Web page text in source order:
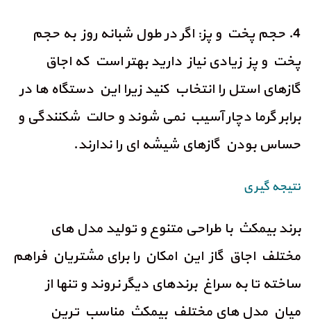
4. حجم پخت و پز: اگر در طول شبانه روز به حجم
پخت و پز زیادی نیاز دارید بهتر است که اجاق
گازهای استل را انتخاب کنید زیرا این دستگاه ها در
برابر گرما دچار آسیب نمی شوند و حالت شکنندگی و
حساس بودن گازهای شیشه ای را ندارند.
نتیجه گیری
برند بیمکث با طراحی متنوع و تولید مدل های
مختلف اجاق گاز این امکان را برای مشتریان فراهم
ساخته تا به سراغ برندهای دیگر نروند و تنها از
میان مدل های مختلف بیمکث مناسب ترین